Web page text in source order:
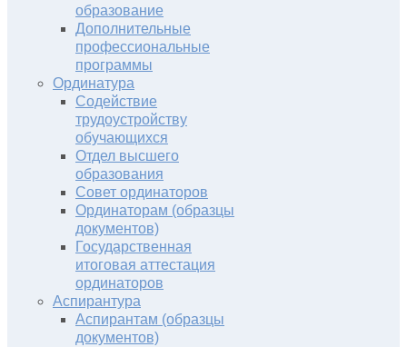
образование
Дополнительные
профессиональные
программы
Ординатура
Содействие
трудоустройству
обучающихся
Отдел высшего
образования
Совет ординаторов
Ординаторам (образцы
документов)
Государственная
итоговая аттестация
ординаторов
Аспирантура
Аспирантам (образцы
документов)